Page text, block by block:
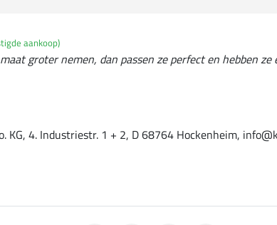
aankoop)
groter nemen, dan passen ze perfect en hebben ze
KG, 4. Industriestr. 1 + 2, D 68764 Hockenheim,